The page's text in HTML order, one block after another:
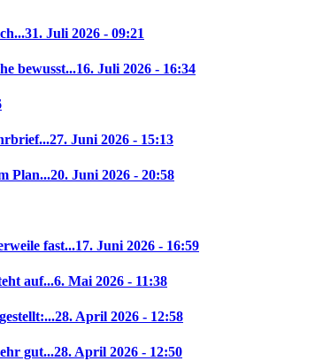
31. Juli 2026 - 09:21
bewusst...16. Juli 2026 - 16:34
27. Juni 2026 - 15:13
Plan...20. Juni 2026 - 20:58
fast...17. Juni 2026 - 16:59
auf...6. Mai 2026 - 11:38
28. April 2026 - 12:58
gut...28. April 2026 - 12:50